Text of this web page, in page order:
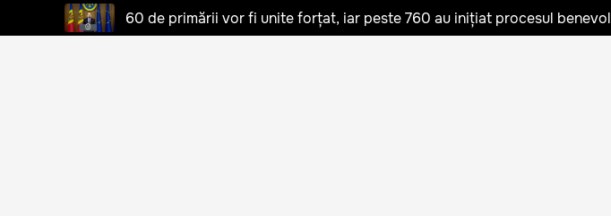
60 de primării vor fi unite forțat, iar peste 760 au inițiat procesul benevol